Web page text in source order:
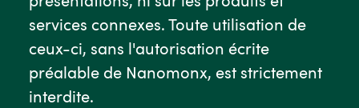
services connexes. Toute utilisation de
ceux-ci, sans l'autorisation écrite
préalable de Nanomonx, est strictement
interdite.